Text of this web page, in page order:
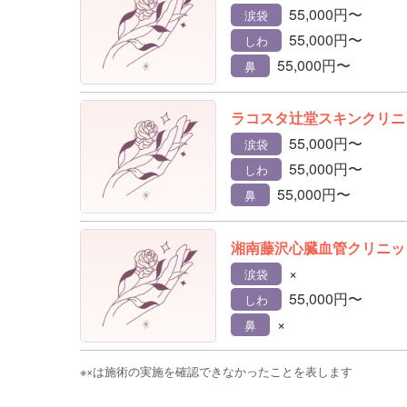
涙袋 55,000円〜
しわ 55,000円〜
鼻 55,000円〜
ラコスタ辻堂スキンクリ
涙袋 55,000円〜
しわ 55,000円〜
鼻 55,000円〜
湘南藤沢心臓血管クリニ
涙袋 ×
しわ 55,000円〜
鼻 ×
※×は施術の実施を確認できなかったことを表します